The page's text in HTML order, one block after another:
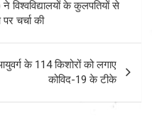
विश्वविद्यालयों के कुलपतियों से
चर्चा की
के 114 किशोरों को लगाए
कोविद-19 के टीके